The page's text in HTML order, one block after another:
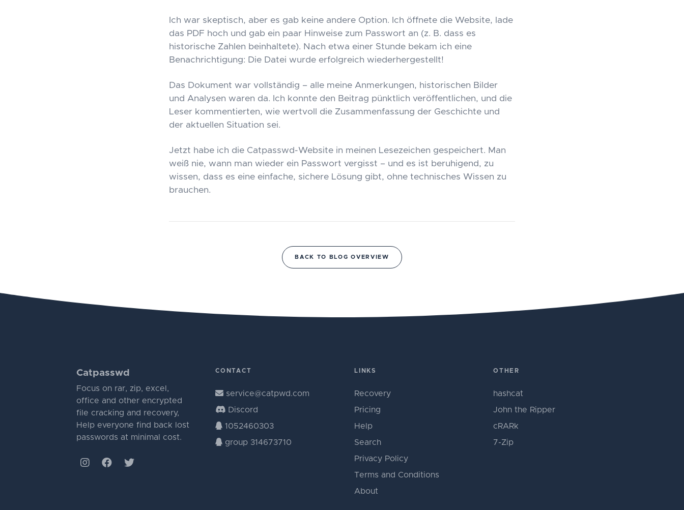
Ich war skeptisch, aber es gab keine andere Option. Ich öffnete die Website, lade
das PDF hoch und gab ein paar Hinweise zum Passwort an (z. B. dass es
historische Zahlen beinhaltete). Nach etwa einer Stunde bekam ich eine
Benachrichtigung: Die Datei wurde erfolgreich wiederhergestellt!
Das Dokument war vollständig – alle meine Anmerkungen, historischen Bilder
und Analysen waren da. Ich konnte den Beitrag pünktlich veröffentlichen, und die
Leser kommentierten, wie wertvoll die Zusammenfassung der Geschichte und
der aktuellen Situation sei.
Jetzt habe ich die Catpasswd-Website in meinen Lesezeichen gespeichert. Man
weiß nie, wann man wieder ein Passwort vergisst – und es ist beruhigend, zu
wissen, dass es eine einfache, sichere Lösung gibt, ohne technisches Wissen zu
brauchen.
BACK TO BLOG OVERVIEW
Catpasswd
Focus on rar, zip, excel,
office and other encrypted
file cracking and recovery,
Help everyone find back lost
passwords at minimal cost.
CONTACT
service@catpwd.com
Discord
1052460303
group 314673710
LINKS
Recovery
Pricing
Help
Search
Privacy Policy
Terms and Conditions
About
OTHER
hashcat
John the Ripper
cRARk
7-Zip